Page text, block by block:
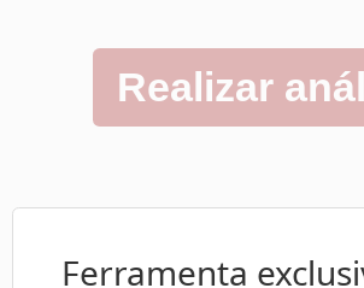
da Loto-Loto.
Se você já é assinante, faça o
Clique abaixo para ver uma